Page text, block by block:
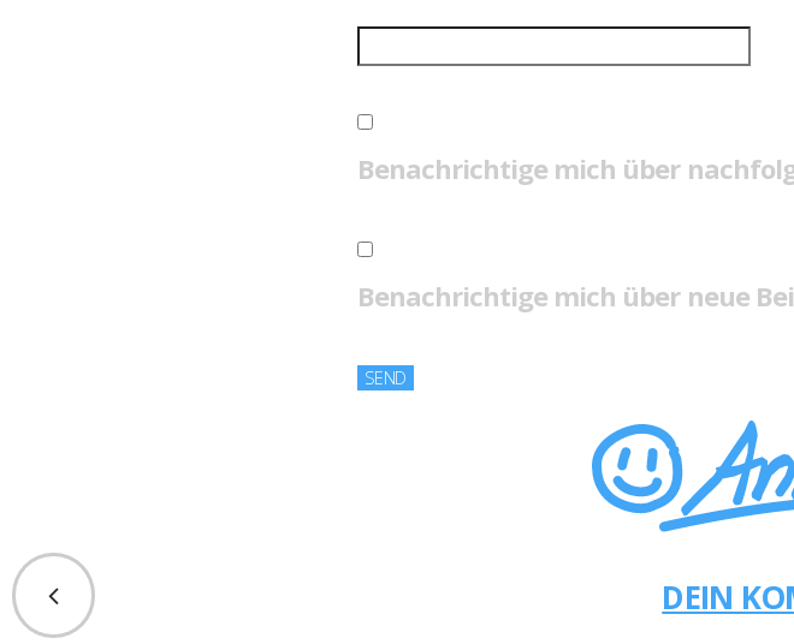
Benachrichtige mich über
Benachrichtige mich über neue
DEIN